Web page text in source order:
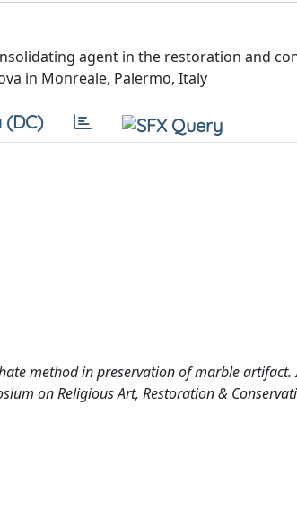
agent in the restoration and
in Monreale, Palermo, Italy
(DC)
method in preservation of marble artifact.
on Religious Art, Restoration &